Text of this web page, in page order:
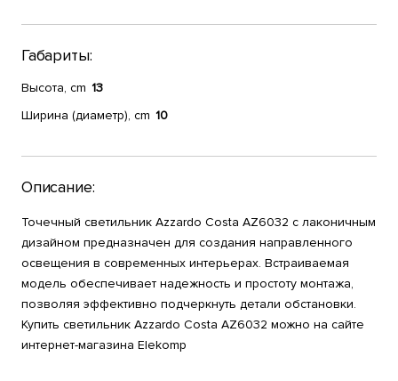
Габариты:
Высота, cm 13
Ширина (диаметр), cm 10
Описание:
Точечный светильник Azzardo Costa AZ6032 с лаконичным
дизайном предназначен для создания направленного
освещения в современных интерьерах. Встраиваемая
модель обеспечивает надежность и простоту монтажа,
позволяя эффективно подчеркнуть детали обстановки.
Купить светильник Azzardo Costa AZ6032 можно на сайте
интернет-магазина Elekomp